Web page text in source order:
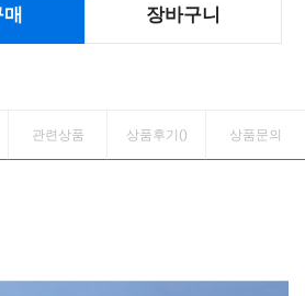
장바구니
관련상품 상품후기() 상품문의